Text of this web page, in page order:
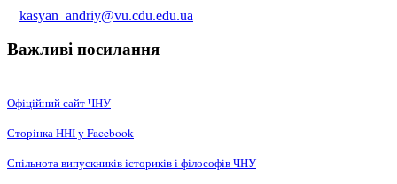
kasyan_andriy@vu.cdu.edu.ua
Важливі посилання
Офіційний сайт ЧНУ
Сторінка ННІ у Facebook
Спільнота випускників істориків і філософів ЧНУ